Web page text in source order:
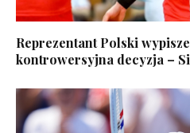
Reprezentant Polski
kontrowersyjna decyzja –